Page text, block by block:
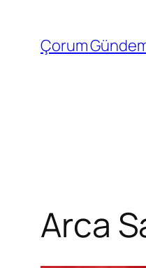
Çorum
Arca